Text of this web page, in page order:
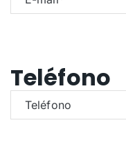
Teléfono